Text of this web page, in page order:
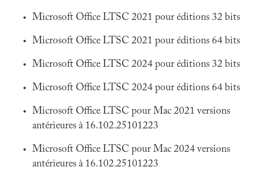
Microsoft Office LTSC 2021 pour éditions 32 bits
Microsoft Office LTSC 2021 pour éditions 64 bits
Microsoft Office LTSC 2024 pour éditions 32 bits
Microsoft Office LTSC 2024 pour éditions 64 bits
Microsoft Office LTSC pour Mac 2021 versions
antérieures à 16.102.25101223
Microsoft Office LTSC pour Mac 2024 versions
antérieures à 16.102.25101223